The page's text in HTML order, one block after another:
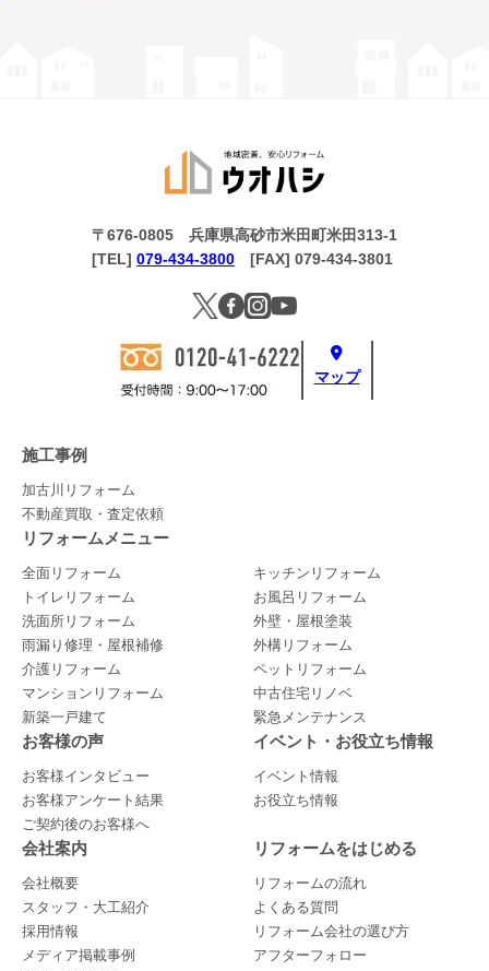
マップ
〒676-0805 兵庫県高砂市米田町米田313-1
[TEL] 079-434-3800 [FAX] 079-434-3801
施工事例
加古川リフォーム
不動産買取・査定依頼
リフォームメニュー
全面リフォーム
キッチンリフォーム
トイレリフォーム
お風呂リフォーム
洗面所リフォーム
外壁・屋根塗装
雨漏り修理・屋根補修
外構リフォーム
介護リフォーム
ペットリフォーム
マンションリフォーム
中古住宅リノベ
新築一戸建て
緊急メンテナンス
お客様の声
お客様インタビュー
お客様アンケート結果
ご契約後のお客様へ
イベント・お役立ち情報
イベント情報
お役立ち情報
会社案内
会社概要
スタッフ・大工紹介
採用情報
メディア掲載事例
リフォームをはじめる
リフォームの流れ
よくある質問
リフォーム会社の選び方
アフターフォロー